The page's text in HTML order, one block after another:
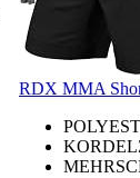
RDX MMA